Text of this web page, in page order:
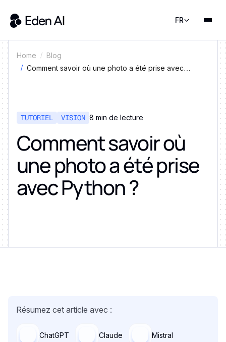
FR
Home
Blog
Comment savoir où une photo a été prise avec
TUTORIEL VISION 8 min de lecture
Comment savoir où
une photo a été prise
avec Python ?
Résumez cet article avec :
ChatGPT Claude Mistral